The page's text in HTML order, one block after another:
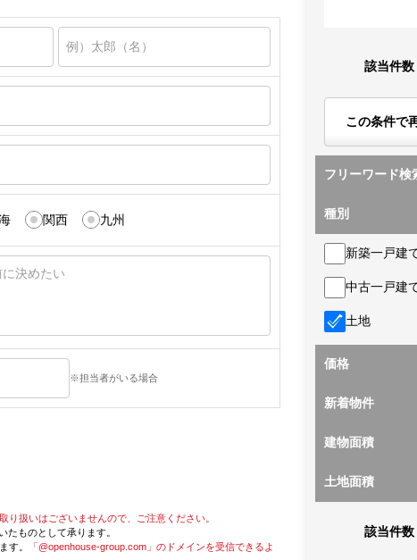
関西 九州
※担当者がいる場合
り扱いはございませんので、ご注意ください。
たものとして承ります。
す。
「@openhouse-group.com」のドメインを受信できるよ
該当件数
この条件で
フリーワード検
種別
新築一戸建
中古一戸建
土地
価格
新着物件
建物面積
土地面積
該当件数